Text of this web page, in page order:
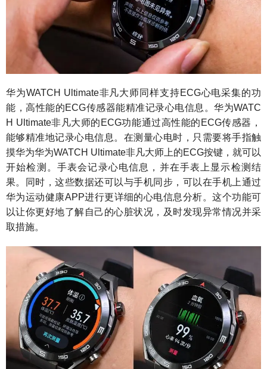
华为WATCH Ultimate非凡大师同样支持ECG心电采集的功
能，高性能的ECG传感器能精准记录心电信息。华为WATC
H Ultimate非凡大师的ECG功能通过高性能的ECG传感器，
能够精准地记录心电信息。在测量心电时，只需要将手指触
摸华为华为WATCH Ultimate非凡大师上的ECG按键，就可以
开始检测。手表会记录心电信息，并在手表上显示检测结
果。同时，这些数据还可以与手机同步，可以在手机上通过
华为运动健康APP进行更详细的心电信息分析。这个功能可
以让你更好地了解自己的心脏状况，及时发现异常情况并采
取措施。